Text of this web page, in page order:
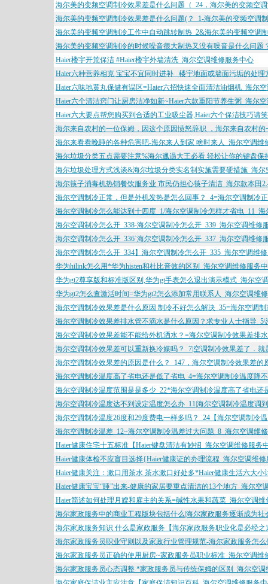
海尔美的变频空调制冷效果差是什么问题（_24，海尔美的变频空
海尔美的变频空调制冷效果差是什么问题(？_1-海尔美的变频空调
海尔美的变频空调制冷工作中自动跳转制热_2&海尔美的变频空调
海尔美的变频空调制冷的时候噪音很大制热又没有噪音是什么问
Haier楼宇开荒保洁 #Haier楼宇外墙清洗_海尔空调维修服务中心
Haier六种营养相克 宝宝不宜同时进补 _楼宇地面或墙面污垢的处
Haier六味地黄丸保健有误区=Haier六招快速全面清洁油烟机_海尔
Haier六个清洁窍门让厨房洁净如新~Haier六款重阳节养生粥_海尔
Haier六大要点帮您购买到合适的工业吸尘器,Haier六个保洁技巧请
海尔来自农村的一位保姆，因这个原因愤怒辞职 ，海尔来自农村
海尔来看看晚睡的各种危害吧-海尔来人到家 啥时来人_海尔空调维
海尔垃圾分类五点需要注意%海尔邋遢大王必看 轻松让你的键盘保
海尔垃圾处理方式浅谈&海尔垃圾分类实名制实施需要硬措施_海
海尔筷子消毒机热销餐饮服务业 市民仍担心筷子清洁_海尔款本田
海尔空调制冷正常，但是外机发热是怎么回事？_4=海尔空调制冷
海尔空调制冷怎么能达到十四度_1/海尔空调制冷怎样才省电_11_
海尔空调制冷怎么开_338-海尔空调制冷怎么开_339_海尔空调维修
海尔空调制冷怎么开_336`海尔空调制冷怎么开_337_海尔空调维修
海尔空调制冷怎么开_334】海尔空调制冷怎么开_335_海尔空调维
华为hilink怎么用*华为histen和杜比音效的区别_海尔空调维修服务
华为gt2尊享版和标准版区别,华为gt手表怎么退出演示模式_海尔空
华为gt2怎么查激活时间=华为gt2怎么添加常用联系人_海尔空调维
海尔空调制冷效果差是什么原因 制冷不好怎么解决_35=海尔空调
海尔空调制冷效果差排水管不滴水是什么原因？求专业人士指导
海尔空调制冷效果差能不能给外机洒水？=海尔空调制冷效果差排
海尔空调制冷效果差可以重新换冷媒吗？_7|空调制冷效果差了．
海尔空调制冷效果差的原因是什么？_147，海尔空调制冷效果差
海尔空调制冷温度高了省电还是低了省电_4=海尔空调制冷温度降
海尔空调制冷温度范围是是多少_22*海尔空调制冷温度高了省电还
海尔空调制冷温度达不到设定温度怎么办_11|海尔空调制冷温度调
海尔空调制冷温度26度和29度费电一样多吗？_24【海尔空调制冷
海尔空调制冷温差_12~海尔空调制冷温差过大问题_8_海尔空调维
Haier健康住宅十五标准【Haier键盘清洁有妙招_海尔空调维修服务
Haier健康体检不应盲目选择{Haier健康证的办理流程_海尔空调维
Haier健康关注：漱口用茶水 茶水漱口好处多*Haier健康生活六大
Haier健康宝宝“睡”出来-健康的家居要重点清洁的13个地方_海尔空
Haier简述如何处理月嫂和雇主的关系=碱性水果和蔬菜_海尔空调维
海尔家政服务中的商业工程版块包括什么|海尔家政服务逐渐成为
海尔家政服务知识 什么是家政服务【海尔家政服务职业化是必经
海尔家政服务员职业守则以及家政行业管理规范-海尔家政服务怎
海尔家政服务员正确的使用厨房~家政服务员职业标准_海尔空调维
海尔家政服务员心态调整 *家政服务员与传统保姆的区别_海尔空调